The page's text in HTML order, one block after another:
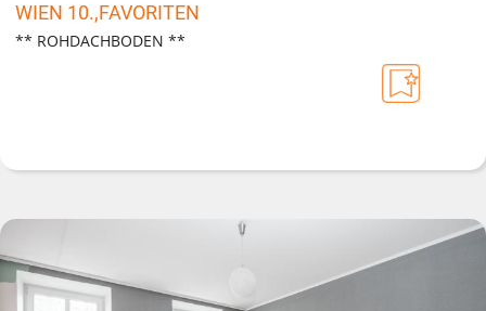
WIEN 10.,FAVORITEN
** ROHDACHBODEN **